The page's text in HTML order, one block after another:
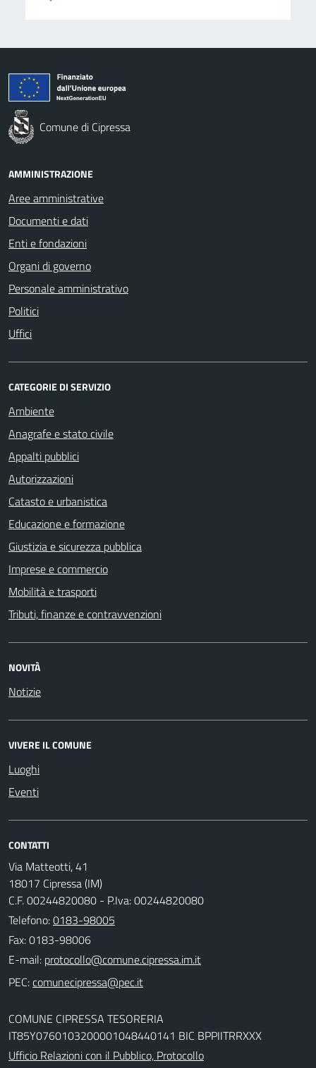
Comune di Cipressa
AMMINISTRAZIONE
Aree amministrative
Documenti e dati
Enti e fondazioni
Organi di governo
Personale amministrativo
Politici
Uffici
CATEGORIE DI SERVIZIO
Ambiente
Anagrafe e stato civile
Appalti pubblici
Autorizzazioni
Catasto e urbanistica
Educazione e formazione
Giustizia e sicurezza pubblica
Imprese e commercio
Mobilità e trasporti
Tributi, finanze e contravvenzioni
NOVITÀ
Notizie
VIVERE IL COMUNE
Luoghi
Eventi
CONTATTI
Via Matteotti, 41
18017 Cipressa (IM)
C.F. 00244820080 - P.Iva: 00244820080
Telefono:0183-98005
Fax: 0183-98006
E-mail:
PEC:
COMUNE CIPRESSA TESORERIA
IT85Y0760103200001048440141 BIC BPPIITRRXXX
Ufficio Relazioni con il Pubblico, Protocollo